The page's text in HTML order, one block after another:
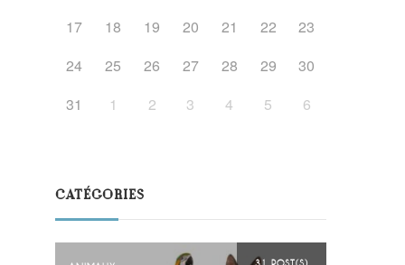
17
18 19 20 21 22
23
24
25 26 27 28 29
30
31
1 2 3 4 5 6
CATÉGORIES